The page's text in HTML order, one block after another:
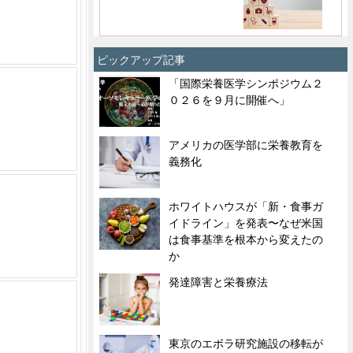
ピックアップ記事
「国際栄養医学シンポジウム２
０２６を９月に開催へ」
アメリカの医学部に栄養教育を
義務化
ホワイトハウスが「新・食事ガ
イドライン」を発表〜なぜ米国
は食事基準を根本から変えたの
か
発達障害と栄養療法
東京のエボラ研究施設の移転が